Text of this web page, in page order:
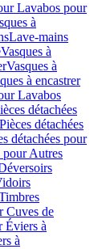
Lavabos pour
à
Lave-mains
Vasques à
Vasques à
à encastrer
Lavabos
détachées
Pièces détachées
détachées pour
pour Autres
Cuves de
Éviers à
à